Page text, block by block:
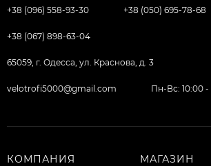
+38 (096) 558-93-30 +38 (050) 695-78-68
+38 (067) 898-63-04
65059, г. Одесса, ул. Краснова, д. 3
velotrofi5000@gmail.com Пн-Вс: 10:00 -
КОМПАНИЯ МАГАЗИН